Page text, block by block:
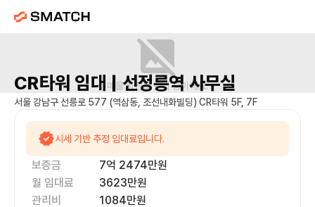
매물 사진을 준비 중이에요.
CR타워 임대 | 선정릉역사무실
서울 강남구 선릉로 577 (역삼동, 조선내화빌딩) CR타워 5F, 7F
시세 기반 추정 임대료입니다.
보증금 7억 2474만원
월 임대료
3623만원
관리비
1084만원